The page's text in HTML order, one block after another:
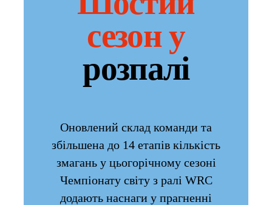
сезон у
розпалі
Оновлений склад команди та
збільшена до 14 етапів кількість
змагань у цьогорічному сезоні
Чемпіонату світу з ралі WRC
додають наснаги у прагненні